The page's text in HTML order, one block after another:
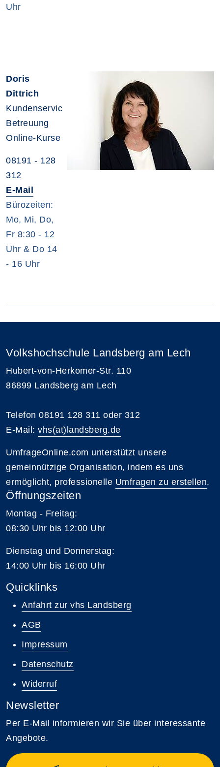
Uhr
Doris
Dittrich
Kundenservice,
Betreuung
Online-Kurse
08191 - 128
312
E-Mail
Bürozeiten:
Mo, Mi, Do,
Fr 8:30 - 12
Uhr & Do 14
- 16 Uhr
Volkshochschule Landsberg am Lech
Hubert-von-Herkomer-Str. 110
86899 Landsberg am Lech
Telefon 08191 128 311 oder 312
E-Mail: vhs(at)landsberg.de
UmfrageOnline.com unterstützt unsere
gemeinnützige Organisation, indem es uns
ermöglicht, professionelle Umfragen zu erstellen.
Öffnungszeiten
Montag - Freitag:
08:30 Uhr bis 12:00 Uhr
Dienstag und Donnerstag:
14:00 Uhr bis 16:00 Uhr
Quicklinks
Anfahrt zur vhs Landsberg
AGB
Impressum
Datenschutz
Widerruf
Newsletter
Per E-Mail informieren wir Sie über interessante
Angebote.